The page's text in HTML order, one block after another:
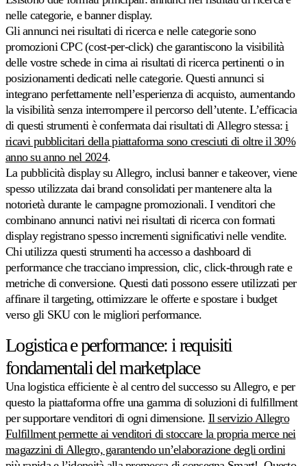
Cdiscount.
Allegro
Competa
sul
più
grande
marketplace
dell'Europa
centrale.
Tutti
marketplace
compatibili
Esplori
i
130+
marketplace
supportati.
nelle categorie, e banner display.
Gli annunci nei risultati di ricerca e nelle categorie sono
promozioni CPC (cost-per-click) che garantiscono la visibilità
delle vostre schede in cima ai risultati di ricerca pertinenti o in
posizionamenti dedicati nelle categorie. Questi annunci si
integrano perfettamente nell’esperienza di acquisto, aumentando
la visibilità senza interrompere il percorso dell’utente. L’efficacia
di questi strumenti è confermata dai risultati di Allegro stessa:i
ricavi pubblicitari della piattaforma sono cresciuti di oltre il 30%
anno su anno nel 2024.
La pubblicità display su Allegro, inclusi banner e takeover, viene
spesso utilizzata dai brand consolidati per mantenere alta la
notorietà durante le campagne promozionali. I venditori che
combinano annunci nativi nei risultati di ricerca con formati
display registrano spesso incrementi significativi nelle vendite.
Chi utilizza questi strumenti ha accesso a dashboard di
performance che tracciano impression, clic, click-through rate e
metriche di conversione. Questi dati possono essere utilizzati per
affinare il targeting, ottimizzare le offerte e spostare i budget
verso gli SKU con le migliori performance.
Logistica e performance: i requisiti
fondamentali del marketplace
Una logistica efficiente è al centro del successo su Allegro, e per
questo la piattaforma offre una gamma di soluzioni di fulfillment
per supportare venditori di ogni dimensione. Il servizio Allegro
Fulfillment permette ai venditori di stoccare la propria merce nei
magazzini di Allegro, garantendo un’elaborazione degli ordini